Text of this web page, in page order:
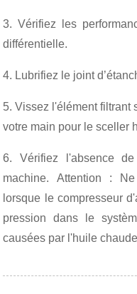
3. Vérifiez les
différentielle.
4. Lubrifiez le joint
5. Vissez l'élément filtrant
votre main pour le sceller
6. Vérifiez l'absence
machine. Attention :
lorsque le compresseur
pression dans le
causées par l'huile